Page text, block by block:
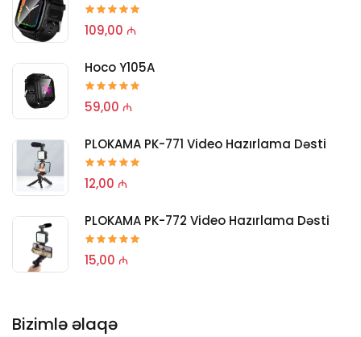
109,00 ₼
Hoco Y105A
59,00 ₼
PLOKAMA PK-771 Video Hazırlama Dəsti
12,00 ₼
PLOKAMA PK-772 Video Hazırlama Dəsti
15,00 ₼
Bizimlə əlaqə